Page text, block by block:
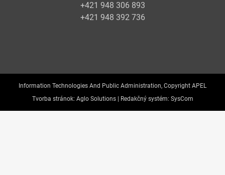
+421 948 306 893
+421 948 392 736
Information Technologies And Public Administration, Copyright APEL
Tvorba stránok: Aglo Solutions | Redakčný systém: SysCom